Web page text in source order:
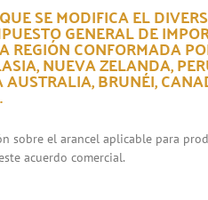
SE MODIFICA EL
GENERAL DE
REGIÓN CONFORMADA
NUEVA ZELANDA,
AUSTRALIA, BRUNÉI,
sobre el arancel aplicable para
acuerdo comercial.